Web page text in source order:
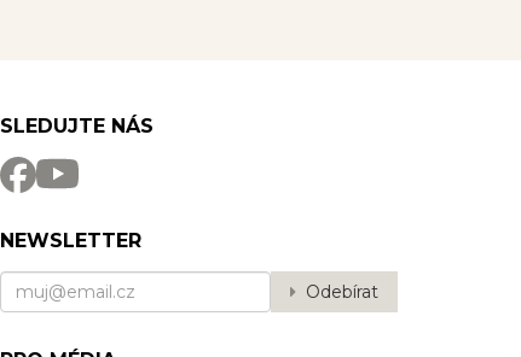
SLEDUJTE NÁS
NEWSLETTER
Odebírat